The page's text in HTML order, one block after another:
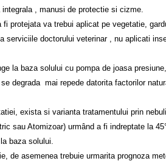
, manusi de protectie si cizme.
protejata va trebui aplicat pe vegetatie,
serviciile doctorului veterinar , nu aplicati
la baza solului cu pompa de joasa
degrada mai repede datorita factorilor
exista si varianta tratamentului prin
sau Atomizoar) urmând a fi indreptate la
baza solului.
de asemenea trebuie urmarita prognoza